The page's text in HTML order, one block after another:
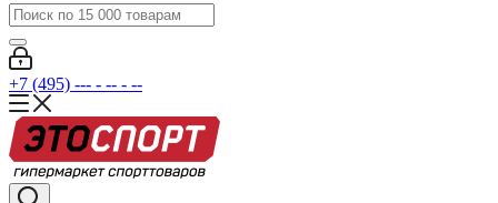
+7 (495) --- - -- - --